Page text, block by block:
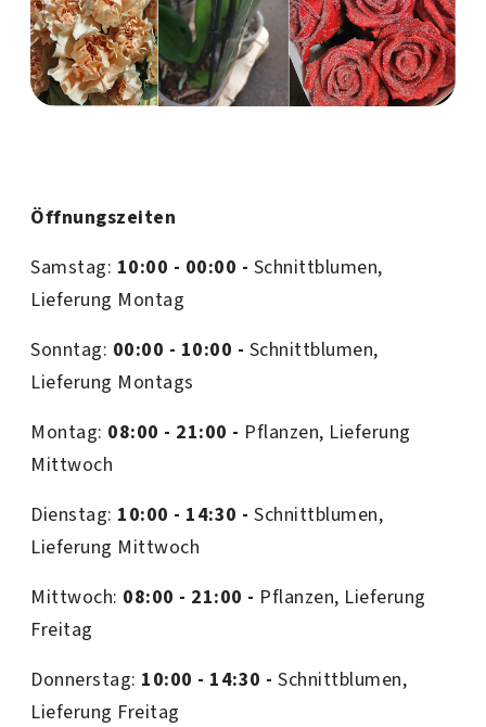
Öffnungszeiten
Samstag: 10:00 - 00:00 - Schnittblumen,
Lieferung Montag
Sonntag: 00:00 - 10:00 - Schnittblumen,
Lieferung Montags
Montag: 08:00 - 21:00 - Pflanzen, Lieferung
Mittwoch
Dienstag: 10:00 - 14:30 - Schnittblumen,
Lieferung Mittwoch
Mittwoch: 08:00 - 21:00 - Pflanzen, Lieferung
Freitag
Donnerstag: 10:00 - 14:30 - Schnittblumen,
Lieferung Freitag